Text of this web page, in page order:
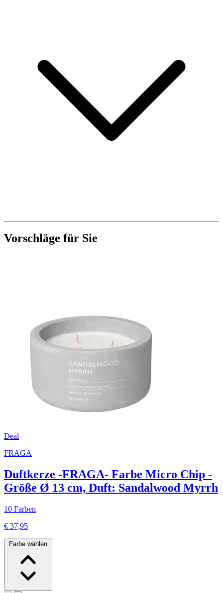
Vorschläge für Sie
Deal
FRAGA
Duftkerze -FRAGA- Farbe Micro Chip -
Größe Ø 13 cm, Duft: Sandalwood Myrrh
10 Farben
€ 37,95
Farbe wählen